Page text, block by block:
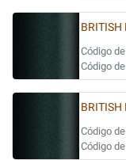
BRITISH
Código
Código
BRITISH
Código
Código